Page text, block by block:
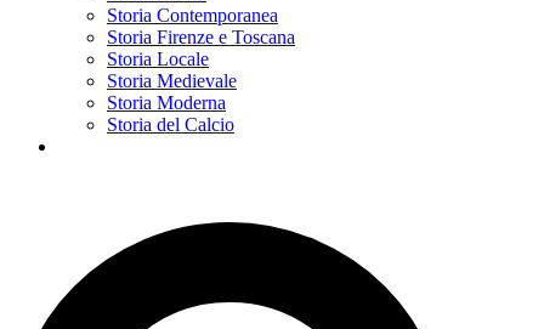
Storia Contemporanea
Storia Firenze e Toscana
Storia Locale
Storia Medievale
Storia Moderna
Storia del Calcio